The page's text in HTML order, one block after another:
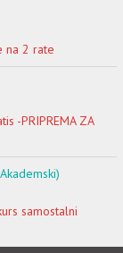
na 2 rate
-PRIPREMA ZA
samostalni